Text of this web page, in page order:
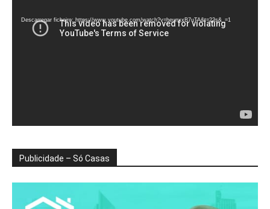
vídeo
Descarregar ficheiro: https://www.youtube.com/watch?v=heunxxB7uTA&t=22s&_=1
Publicidade – Só Casas